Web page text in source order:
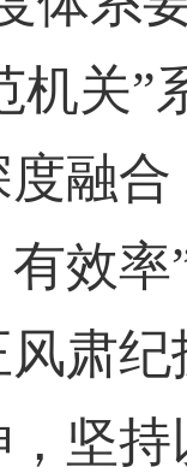
机关”
融
效
纪
坚